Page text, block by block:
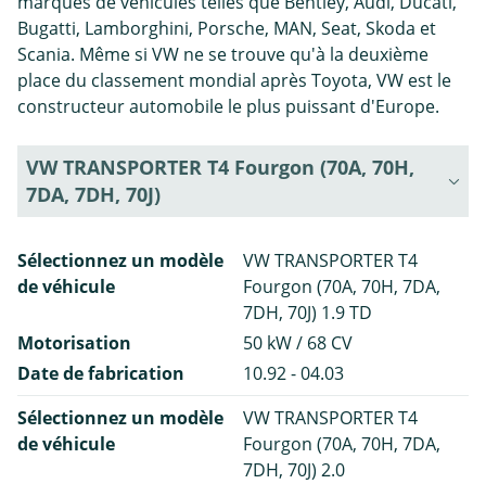
Bugatti, Lamborghini, Porsche, MAN, Seat, Skoda et
Scania. Même si VW ne se trouve qu'à la deuxième
place du classement mondial après Toyota, VW est le
constructeur automobile le plus puissant d'Europe.
VW TRANSPORTER T4 Fourgon (70A, 70H,
7DA, 7DH, 70J)
Sélectionnez un modèle
de véhicule
VW TRANSPORTER T4
Fourgon (70A, 70H, 7DA,
7DH, 70J) 1.9 TD
Motorisation
50 kW / 68 CV
Date de fabrication
10.92 - 04.03
Sélectionnez un modèle
de véhicule
VW TRANSPORTER T4
Fourgon (70A, 70H, 7DA,
7DH, 70J) 2.0